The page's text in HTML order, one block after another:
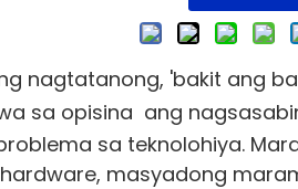
nagtatanong, 'bakit ang
sa opisina ang
sa teknolohiya.
masyadong